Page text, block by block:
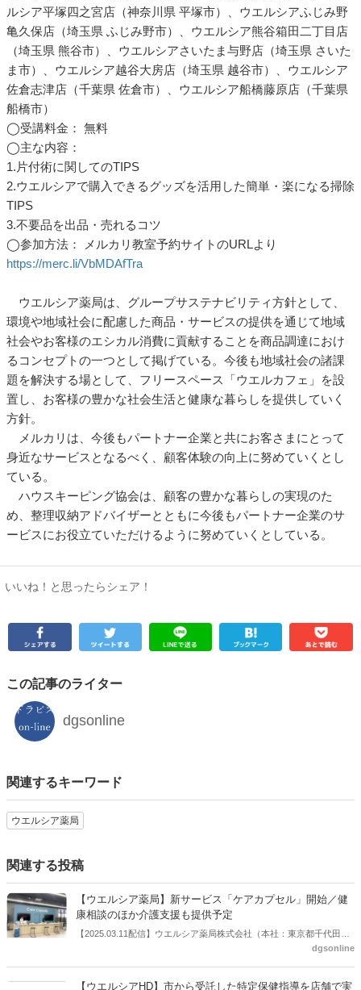
ルシア平塚四之宮店（神奈川県 平塚市）、ウエルシアふじみ野
亀久保店（埼玉県 ふじみ野市）、ウエルシア熊谷箱田二丁目店
（埼玉県 熊谷市）、ウエルシアさいたま与野店（埼玉県 さいた
ま市）、ウエルシア越谷大房店（埼玉県 越谷市）、ウエルシア
佐倉志津店（千葉県 佐倉市）、ウエルシア船橋藤原店（千葉県
船橋市）
◯受講料金： 無料
◯主な内容：
1.片付術に関してのTIPS
2.ウエルシアで購入できるグッズを活用した簡単・楽になる掃除
TIPS
3.不要品を出品・売れるコツ
◯参加方法： メルカリ教室予約サイトのURLより
https://merc.li/VbMDAfTra
ウエルシア薬局は、グループサステナビリティ方針として、
環境や地域社会に配慮した商品・サービスの提供を通じて地域
社会やお客様のエシカル消費に貢献することを商品調達におけ
るコンセプトの一つとして掲げている。今後も地域社会の諸課
題を解決する場として、フリースペース「ウエルカフェ」を設
置し、お客様の豊かな社会生活と健康な暮らしを提供していく
方針。
メルカリは、今後もパートナー企業と共にお客さまにとって
身近なサービスとなるべく、顧客体験の向上に努めていくとし
ている。
ハウスキーピング協会は、顧客の豊かな暮らしの実現のた
め、整理収納アドバイザーとともに今後もパートナー企業のサ
ービスにお役立ていただけるように努めていくとしている。
いいね！と思ったらシェア！
この記事のライター
dgsonline
関連するキーワード
ウエルシア薬局
関連する投稿
【ウエルシア薬局】新サービス「ケアカプセル」開始／健
康相談のほか介護支援も提供予定
【2025.03.11配信】ウエルシア薬局株式会社（本社：東京都千代田
区、代表取締役社長：田中純一氏）は、イオンタウン幕張西店におい
開始したと公表した。２月より試験的に開始しており、このほど本格
dgsonline
【ウエルシアHD】市から受託した特定保健指導を店舗で実